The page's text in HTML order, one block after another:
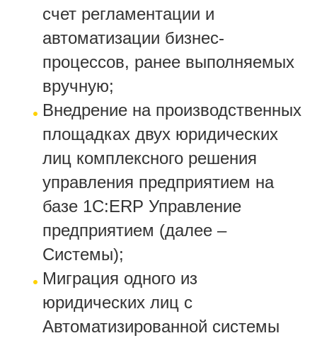
счет регламентации и
автоматизации бизнес-
процессов, ранее выполняемых
вручную;
Внедрение на производственных
площадках двух юридических
лиц комплексного решения
управления предприятием на
базе 1С:ERP Управление
предприятием (далее –
Системы);
Миграция одного из
юридических лиц с
Автоматизированной системы